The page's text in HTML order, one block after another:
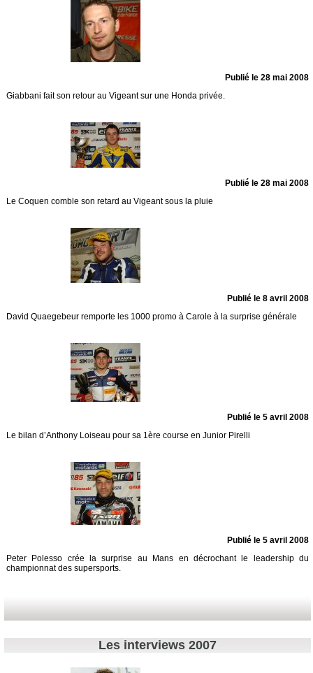
Publié le 28 mai 2008
Giabbani fait son retour au Vigeant sur une Honda privée.
Publié le 28 mai 2008
Le Coquen comble son retard au Vigeant sous la pluie
Publié le 8 avril 2008
David Quaegebeur remporte les 1000 promo à Carole à la surprise générale
Publié le 5 avril 2008
Le bilan d’Anthony Loiseau pour sa 1ère course en Junior Pirelli
Publié le 5 avril 2008
Peter Polesso crée la surprise au Mans en décrochant le leadership du
championnat des supersports.
Les interviews 2007